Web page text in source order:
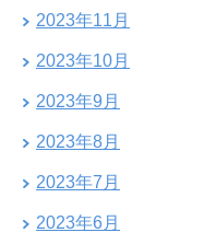
2023年11月
2023年10月
2023年9月
2023年8月
2023年7月
2023年6月